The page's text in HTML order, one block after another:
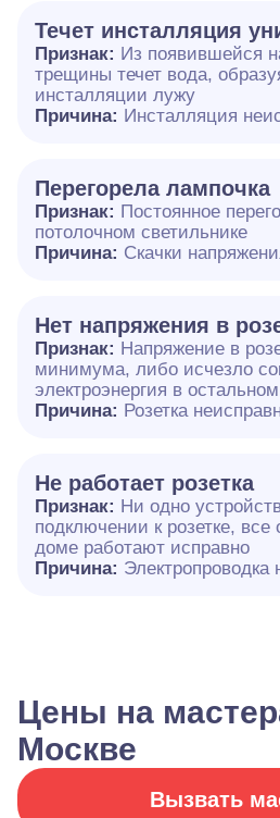
Течет инсталляция
Признак: Из появившейся
трещины течет вода,
инсталляции лужу
Причина: Инсталляция
Перегорела лампочка
Признак: Постоянное
потолочном светильнике
Причина: Скачки
Нет напряжения в
Признак: Напряжение в
минимума, либо исчезло
электроэнергия в
Причина: Розетка
Не работает розетка
Признак: Ни одно
подключении к розетке, все
доме работают исправно
Причина: Электропроводка
Цены на
Москве
Вызвать